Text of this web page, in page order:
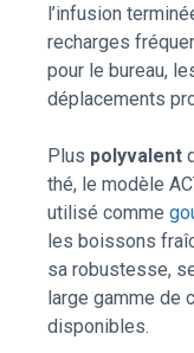
l’infusion
recharges
pour le bureau,
déplacements
Plus polyvalent
thé, le modèle
utilisé comme
les boissons
sa robustesse,
large gamme de
disponibles.